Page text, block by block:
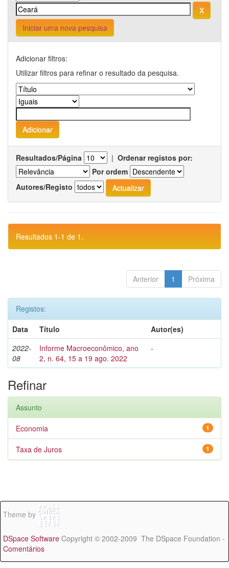
Iniciar uma nova pesquisa
Adicionar filtros:
Utilizar filtros para refinar o resultado da pesquisa.
Resultados/Página | Ordenar registos por:
Por ordem
Autores/Registo
Resultados 1-1 de 1.
Anterior 1 Próxima
Registos:
Data
Título
Autor(es)
2022-
08
Informe Macroeconômico, ano
2, n. 64, 15 a 19 ago. 2022
-
Refinar
Assunto
1
Economia
1
Taxa de Juros
Theme by
DSpace Software Copyright © 2002-2009 The DSpace Foundation -
Comentários